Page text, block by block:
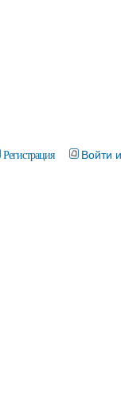
Регистрация Войти